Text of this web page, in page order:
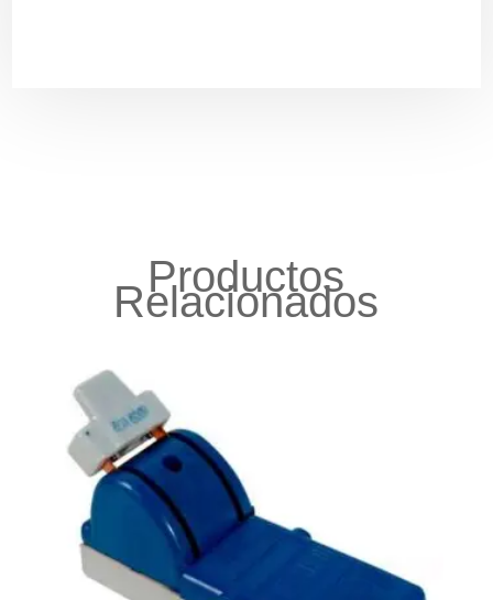
Productos
Relacionados